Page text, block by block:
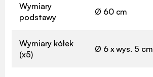
Wymiary
podstawy
Ø 60 cm
Wymiary kółek
(x5)
Ø 6 x wys. 5 cm